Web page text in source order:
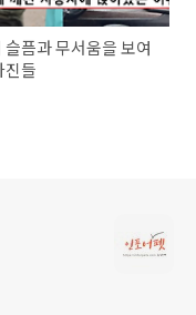
슬픔과 무서움을 보여
진들